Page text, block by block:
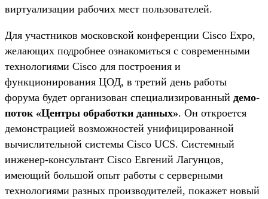
виртуализации рабочих мест пользователей.
Для участников московской конференции Cisco Expo,
желающих подробнее ознакомиться с современными
технологиями Cisco для построения и
функционирования ЦОД, в третий день работы
форума будет организован специализированный демо-
поток «Центры обработки данных». Он откроется
демонстрацией возможностей унифицированной
вычислительной системы Cisco UCS. Системный
инженер-консультант Cisco Евгений Лагунцов,
имеющий большой опыт работы с серверными
технологиями разных производителей, покажет новый